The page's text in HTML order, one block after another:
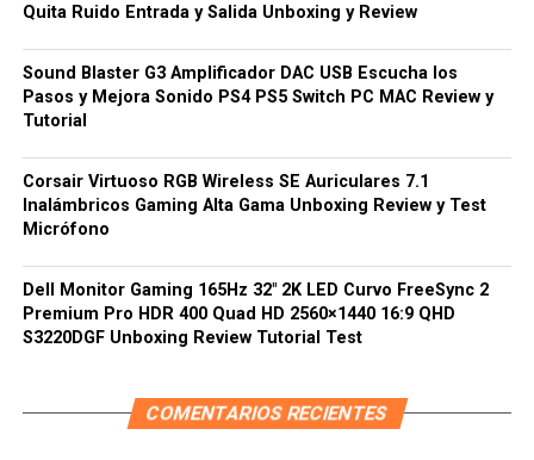
Quita Ruido Entrada y Salida Unboxing y Review
Sound Blaster G3 Amplificador DAC USB Escucha los
Pasos y Mejora Sonido PS4 PS5 Switch PC MAC Review y
Tutorial
Corsair Virtuoso RGB Wireless SE Auriculares 7.1
Inalámbricos Gaming Alta Gama Unboxing Review y Test
Micrófono
Dell Monitor Gaming 165Hz 32″ 2K LED Curvo FreeSync 2
Premium Pro HDR 400 Quad HD 2560×1440 16:9 QHD
S3220DGF Unboxing Review Tutorial Test
COMENTARIOS RECIENTES